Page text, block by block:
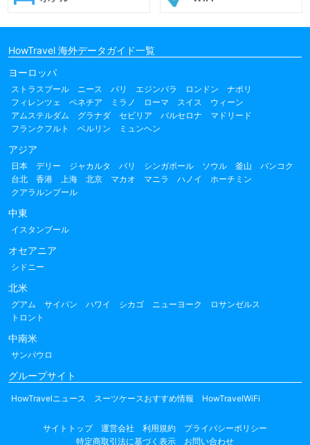
HowTravel 海外データガイド一覧
ヨーロッパ
ストラスブール ニース パリ エジンバラ ロンドン
ナポリ
フィレンツェ
ベネチア ミラノ ローマ スイス
ウィーン
アムステルダム
グラナダ セビリア バルセロナ
マドリード
フランクフルト
ベルリン ミュンヘン
アジア
日本 デリー ジャカルタ バリ シンガポール ソウル 釜山
バンコク
台北
香港 上海 北京 マカオ マニラ ハノイ
ホーチミン
クアラルンプール
中東
イスタンブール
オセアニア
シドニー
北米
グアム サイパン ハワイ シカゴ ニューヨーク
ロサンゼルス
トロント
中南米
サンパウロ
グループサイト
HowTravelニュース スーツケースおすすめ情報 HowTravelWiFi
サイトトップ 運営会社 利用規約
プライバシーポリシー
特定商取引法に基づく表示
お問い合わせ